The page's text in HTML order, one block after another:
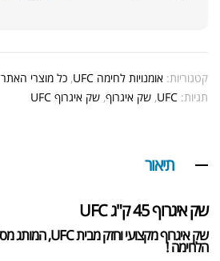
קטגוריות: אומנויות לחימה UFC , כל מוצרי האתר
תגיות: UFC
, שק איגרוף, שק איגרוף UFC
תיאור
שק איגרוף 45 ק"ג UFC
הלחימה !